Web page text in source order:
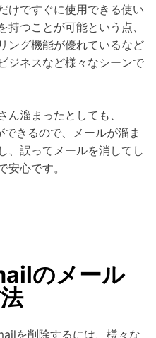
けですぐに使用できる使い
つことが可能という点、
ング機能が優れているなど
ジネスなど様々なシーンで
溜まったとしても、
きるので、メールが溜ま
、誤ってメールを消してし
安心です。
のメール
を削除するには、様々な